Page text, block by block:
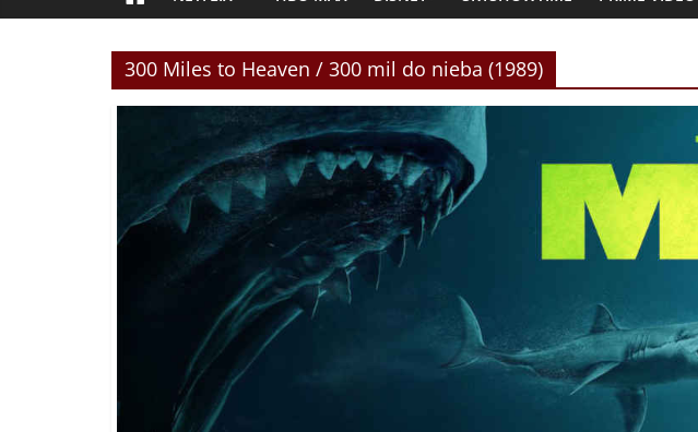
300 Miles to Heaven / 300 mil do nieba (1989)